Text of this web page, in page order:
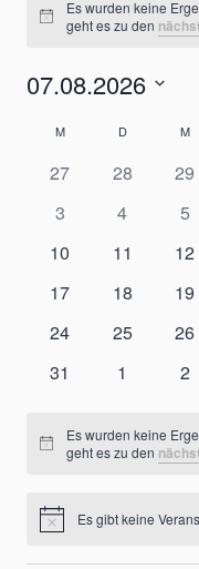
Hinweis
Es wurden keine
geht es zu den
07.08.2026
Kalender
von
M DDIENSTAG
M
0
27
0
28
0
29
0
3
0
4
0
5
0
10
0
11
0
12
0
17
0
18
0
19
0
24
0
25
0
26
0
31
0
1
0
2
Hinweis
Es wurden keine
geht es zu den
HinweisEs gibt keine